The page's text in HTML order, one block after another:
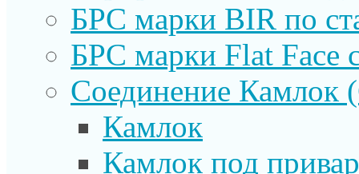
БРС марки BIR по
БРС марки Flat Face
Соединение Камлок
Камлок
Камлок под